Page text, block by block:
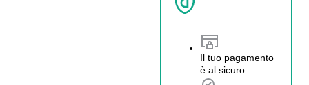
Il tuo pagamento
è al sicuro